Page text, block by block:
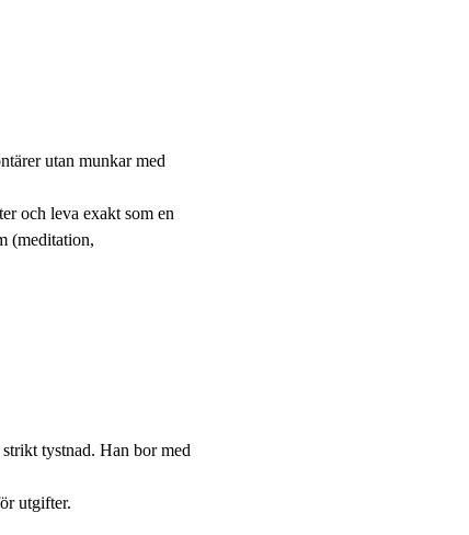
utan munkar med
och leva exakt som en
(meditation,
tystnad. Han bor med
utgifter.